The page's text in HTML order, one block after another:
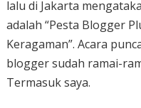
lalu di Jakarta
adalah “Pesta Blogger
Keragaman”. Acara
blogger sudah ramai-
Termasuk saya.